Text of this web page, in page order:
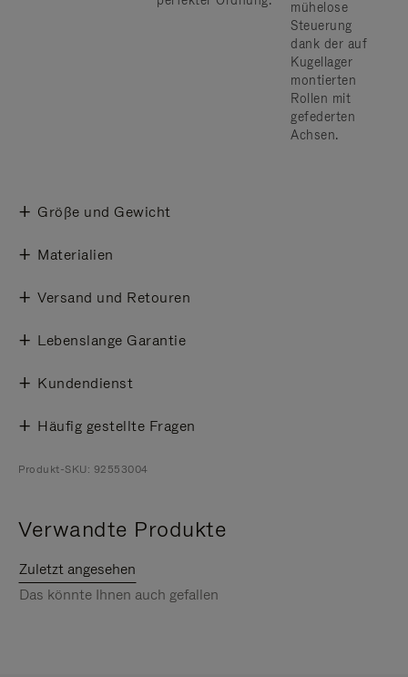
mühelose
Steuerung
dank der auf
Kugellager
montierten
Rollen mit
gefederten
Achsen.
Größe und Gewicht
Materialien
Versand und Retouren
Lebenslange Garantie
Kundendienst
Häufig gestellte Fragen
Produkt-SKU: 92553004
Verwandte Produkte
Zuletzt angesehen
Das könnte Ihnen auch gefallen